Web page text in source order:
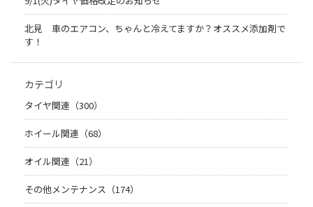
北見 車のエアコン、ちゃんと冷えてますか？オススメ添加剤で
す！
カテゴリ
タイヤ関連（300）
ホイール関連（68）
オイル関連（21）
その他メンテナンス（174）